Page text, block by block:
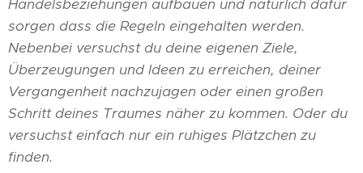
Handelsbeziehungen aufbauen und natürlich dafür
sorgen dass die Regeln eingehalten werden.
Nebenbei versuchst du deine eigenen Ziele,
Überzeugungen und Ideen zu erreichen, deiner
Vergangenheit nachzujagen oder einen großen
Schritt deines Traumes näher zu kommen. Oder du
versuchst einfach nur ein ruhiges Plätzchen zu
finden.